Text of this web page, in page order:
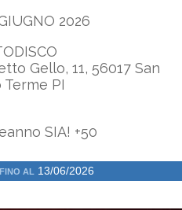
2026
Gello, 11, 56017 San
Terme PI
SIA! +50
FINO AL13/06/2026